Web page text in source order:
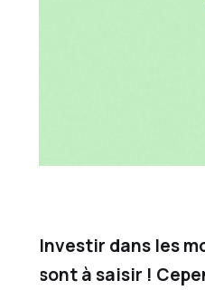
Investir dans les
sont à saisir !